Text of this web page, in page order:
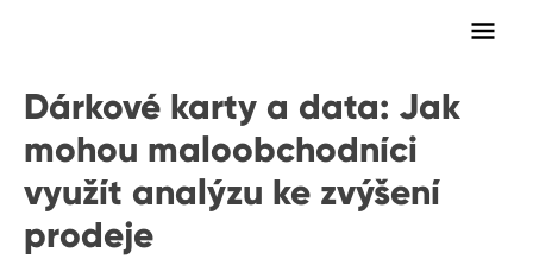
Dárkové karty a data: Jak
mohou maloobchodníci
využít analýzu ke zvýšení
prodeje